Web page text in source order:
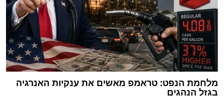
מלחמת הנפט: טראמפ מאשים את ענקיות האנרגיה
בגזל הנהגים